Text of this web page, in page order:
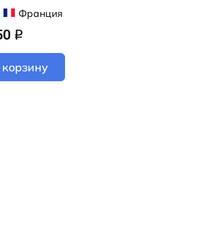
Франция
q